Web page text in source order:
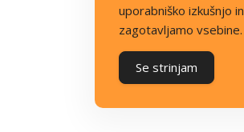
uporabniško izkušnjo in
zagotavljamo vsebine.
Se strinjam